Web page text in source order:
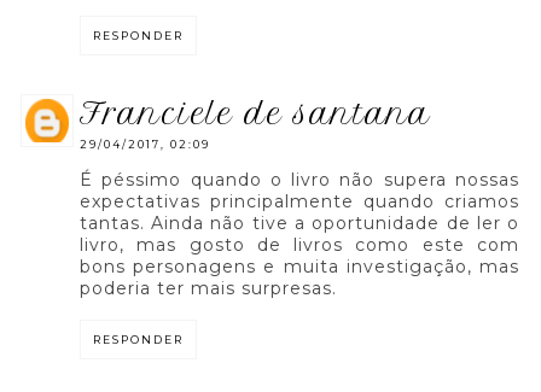
RESPONDER
franciele de santana
29/04/2017, 02:09
É péssimo quando o livro não supera nossas
expectativas principalmente quando criamos
tantas. Ainda não tive a oportunidade de ler o
livro, mas gosto de livros como este com
bons personagens e muita investigação, mas
poderia ter mais surpresas.
RESPONDER